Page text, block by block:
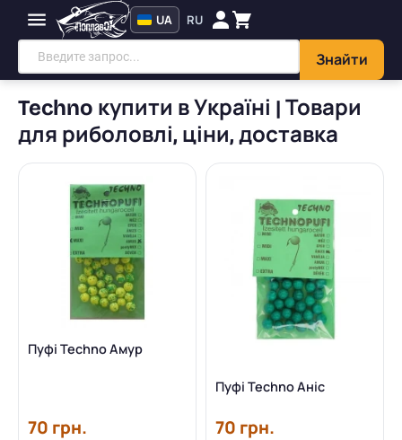
Знайти
UA RU
Techno купити в Україні | Товари
для риболовлі, ціни, доставка
Пуфі Techno Амур
70 грн.
Пуфі Techno Аніс
70 грн.